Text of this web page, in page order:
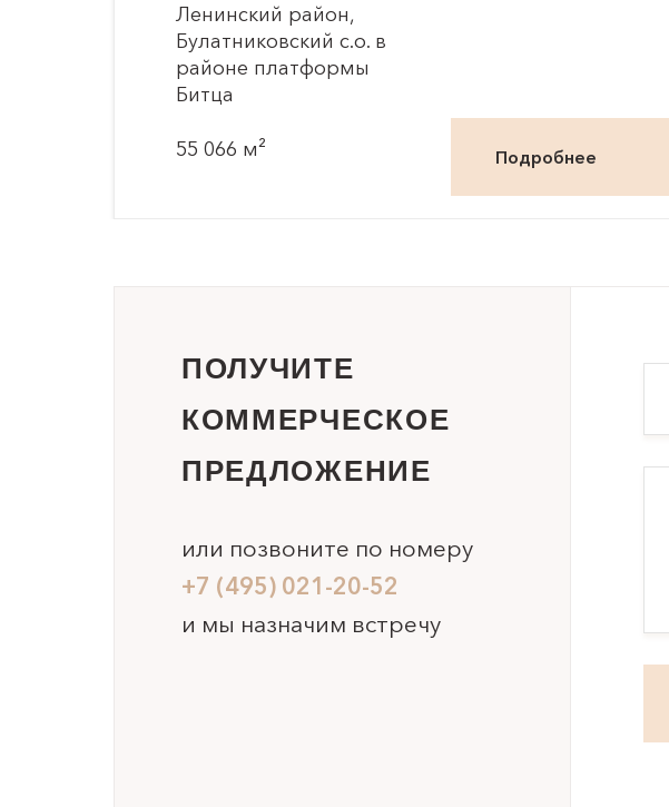
Ленинский район,
Булатниковский с.о. в
районе платформы
Битца
55 066 м² Подробнее
ПОЛУЧИТЕ
КОММЕРЧЕСКОЕ
ПРЕДЛОЖЕНИЕ
или позвоните по номеру
+7 (495) 021-20-52
и мы назначим встречу